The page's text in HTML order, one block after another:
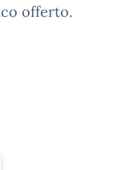
offerto.